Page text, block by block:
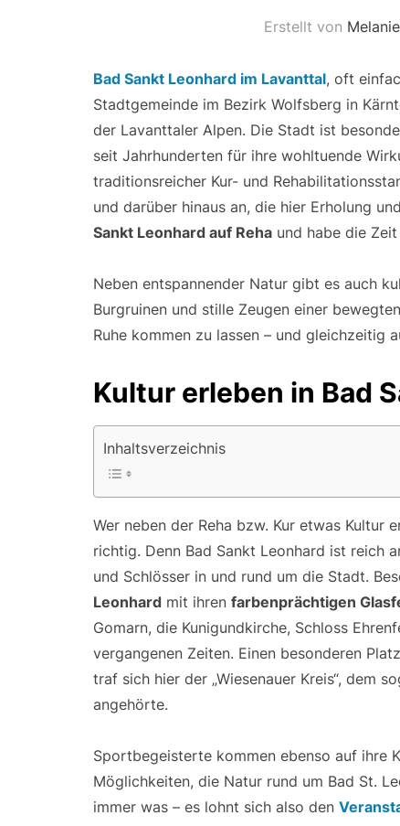
Erstellt von
Bad Sankt Leonhard im Lavanttal, oft
Stadtgemeinde im Bezirk Wolfsberg in
der Lavanttaler Alpen. Die Stadt ist
seit Jahrhunderten für ihre wohltuende
traditionsreicher Kur- und
und darüber hinaus an, die hier Erholung
Sankt Leonhard auf Reha und habe die
Neben entspannender Natur gibt es auch
Burgruinen und stille Zeugen einer
Ruhe kommen zu lassen – und gleichzeitig
Kultur erleben in Bad
Inhaltsverzeichnis
Wer neben der Reha bzw. Kur etwas Kultur
richtig. Denn Bad Sankt Leonhard ist reich
und Schlösser in und rund um die Stadt.
Leonhard mit ihren farbenprächtigen
Gomarn, die Kunigundkirche, Schloss
vergangenen Zeiten. Einen besonderen
traf sich hier der „Wiesenauer Kreis“, dem
angehörte.
Sportbegeisterte kommen ebenso auf ihre
Möglichkeiten, die Natur rund um Bad St.
immer was – es lohnt sich also den